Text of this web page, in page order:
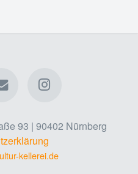
93 | 90402 Nürnberg
kellerei.de